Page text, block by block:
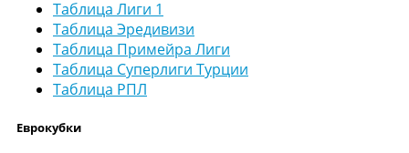
Таблица Лиги 1
Таблица Эредивизи
Таблица Примейра Лиги
Таблица Суперлиги Турции
Таблица РПЛ
Еврокубки